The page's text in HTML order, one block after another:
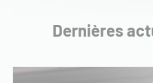
Dernières